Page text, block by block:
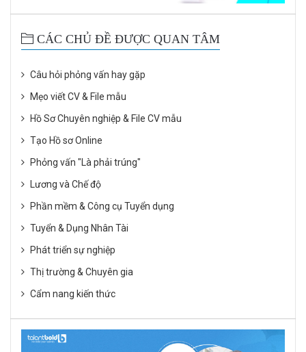
CÁC CHỦ ĐỀ ĐƯỢC QUAN TÂM
Câu hỏi phỏng vấn hay gặp
Mẹo viết CV & File mẫu
Hồ Sơ Chuyên nghiệp & File CV mẫu
Tạo Hồ sơ Online
Phỏng vấn "Là phải trúng"
Lương và Chế độ
Phần mềm & Công cụ Tuyển dụng
Tuyển & Dụng Nhân Tài
Phát triển sự nghiệp
Thị trường & Chuyên gia
Cẩm nang kiến thức